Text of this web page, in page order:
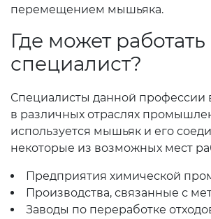
перемещением мышьяка.
Где может работать
специалист?
Специалисты данной профессии
в различных отраслях
используется мышьяк и его
некоторые из возможных мест
Предприятия химической
Производства, связанные с
Заводы по переработке